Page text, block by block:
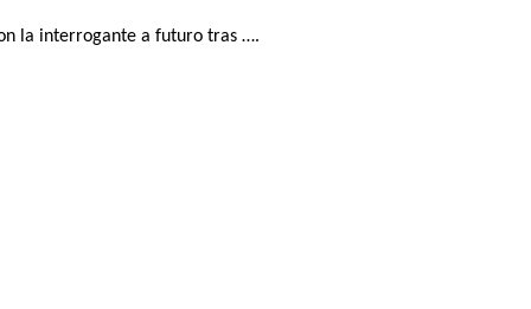
la interrogante a futuro tras ….